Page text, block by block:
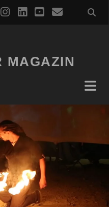
instagram
linkedin
youtube
email
MAGAZIN